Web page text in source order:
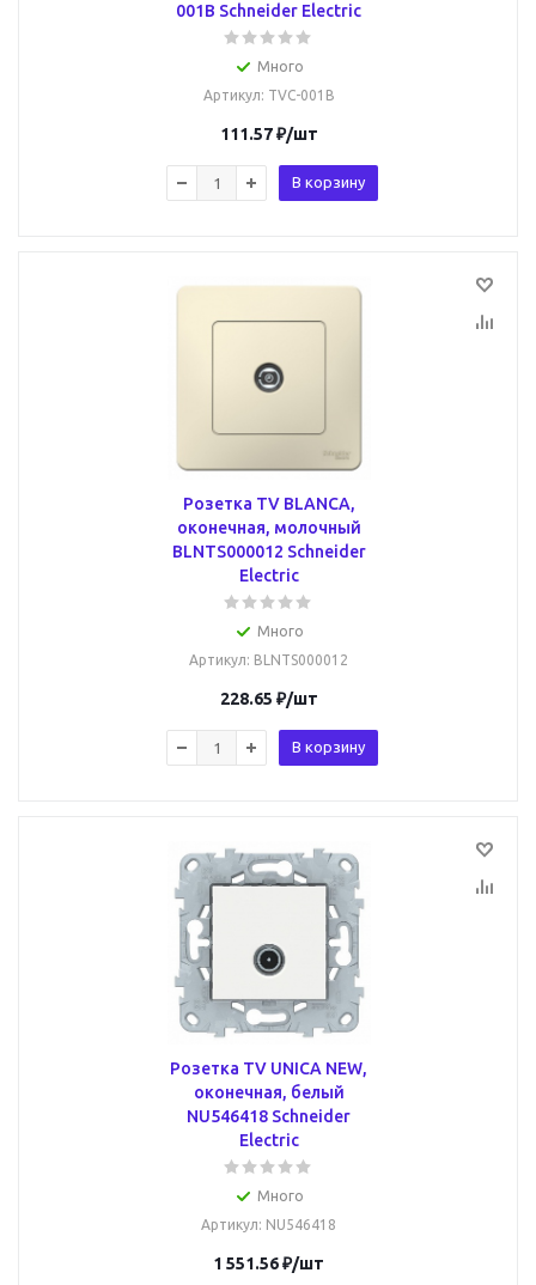
001B Schneider Electric
Много
Артикул: TVC-001B
111.57₽/шт
В корзину
Розетка TV BLANCA,
оконечная, молочный
BLNTS000012 Schneider
Electric
Много
Артикул: BLNTS000012
228.65 ₽/шт
В корзину
Розетка TV UNICA NEW,
оконечная, белый
NU546418 Schneider
Electric
Много
Артикул: NU546418
1 551.56₽/шт